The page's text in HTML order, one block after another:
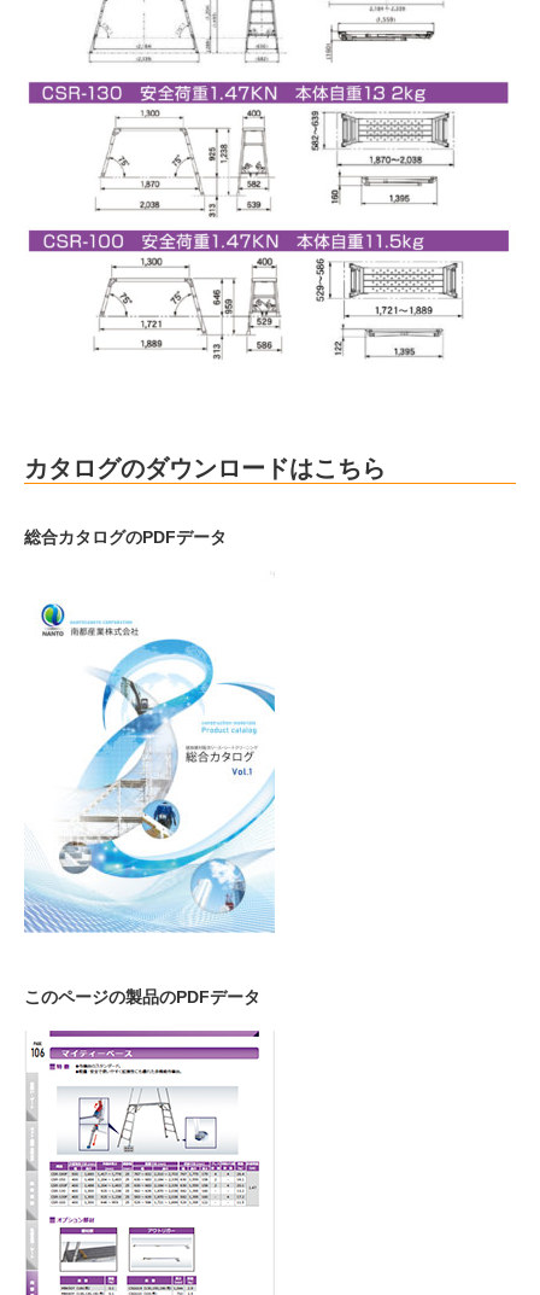
カタログのダウンロードはこちら
総合カタログのPDFデータ
このページの製品のPDFデータ